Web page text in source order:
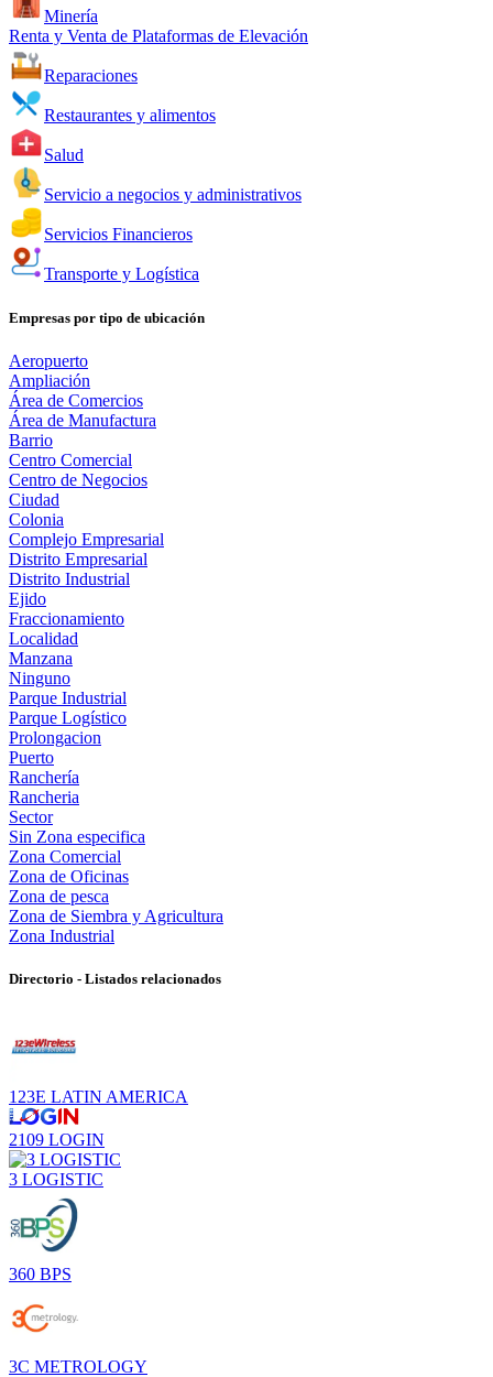
Minería
Renta y Venta de Plataformas de Elevación
Reparaciones
Restaurantes y alimentos
Salud
Servicio a negocios y administrativos
Servicios Financieros
Transporte y Logística
Empresas por tipo de ubicación
Aeropuerto
Ampliación
Área de Comercios
Área de Manufactura
Barrio
Centro Comercial
Centro de Negocios
Ciudad
Colonia
Complejo Empresarial
Distrito Empresarial
Distrito Industrial
Ejido
Fraccionamiento
Localidad
Manzana
Ninguno
Parque Industrial
Parque Logístico
Prolongacion
Puerto
Ranchería
Rancheria
Sector
Sin Zona especifica
Zona Comercial
Zona de Oficinas
Zona de pesca
Zona de Siembra y Agricultura
Zona Industrial
Directorio - Listados relacionados
123E LATIN AMERICA
2109 LOGIN
3 LOGISTIC
360 BPS
3C METROLOGY